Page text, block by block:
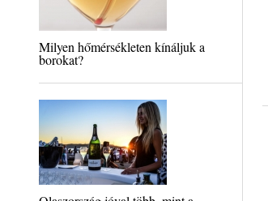
Milyen hőmérsékleten kínáljuk a
borokat?